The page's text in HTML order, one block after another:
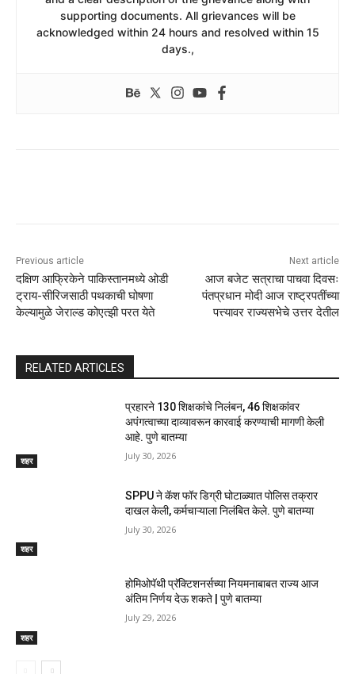
supporting documents. All grievances will be
acknowledged within 24 hours and resolved within 15
days.,
Previous article
दक्षिण आफ्रिकेने पाकिस्तानमध्ये ओडी
ट्राय-सीरिजसाठी पथकाची घोषणा
केल्यामुळे जेराल्ड कोएत्झी परत येते
Next article
आज बजेट सत्राचा पाचवा दिवसः
पंतप्रधान मोदी आज राष्ट्रपतींच्या
पत्त्यावर राज्यसभेचे उत्तर देतील
RELATED ARTICLES
शहर
प्रहारने 130 शिक्षकांचे निलंबन, 46 शिक्षकांवर
अपंगत्वाच्या दाव्यावरून कारवाई करण्याची मागणी केली
आहे. पुणे बातम्या
July 30, 2026
शहर
SPPU ने कॅश फॉर डिग्री घोटाळ्यात पोलिस तक्रार
दाखल केली, कर्मचाऱ्याला निलंबित केले. पुणे बातम्या
July 30, 2026
शहर
होमिओपॅथी प्रॅक्टिशनर्सच्या नियमनाबाबत राज्य आज
अंतिम निर्णय देऊ शकते | पुणे बातम्या
July 29, 2026